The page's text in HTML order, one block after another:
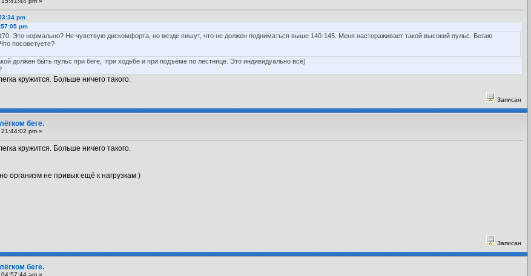
pm
pm
Это нормально? Не чувствую дискомфорта, но везде пишут, что не должен подниматься выше 140-145. Меня настораживает такой высокий пульс. Бегаю
посоветуете?
должен быть пульс при беге, при ходьбе и при подъёме по лестнице. Это индивидуально все)
кружится. Больше ничего такого.
Записан
беге.
pm »
кружится. Больше ничего такого.
организм не привык ещё к нагрузкам )
Записан
беге.
am »